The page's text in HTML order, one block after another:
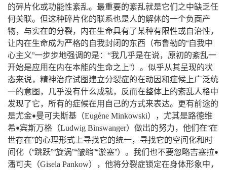
的碎片化或功能性紊乱。 最重要的紊乱就是它们之中缺乏任
何关联。 但这种碎片化的联系也是人的解体的一个负面产
物， 与实在的分裂， 内在生命具有了某种有限性或自治性，
让内在生命成为严格的自我封闭的东西（布鲁勒的“自我中
心主义”一步步地强调的是 ： “我几乎是在说，
原初的紊乱一
开始是应用在内在本能的生命之上”） 。 似乎从其呈现的状
态来说， 精神治疗试图建立分裂症的在动因和症候上广泛统
一的意图 ， 几乎没有什么成就，
反而在整体上的紊乱人格中
发现了它， 所有的症候在用自己的方式来表达。
更有前途的
是尤金•曼可夫斯基（Eugène Minkowski） ， 尤其是路德维
希•宾斯万格（Ludwig Binswanger）做出的努力， 他们在“在
世存在”的心理形式上寻找它的统一，
寻找它的空间化和时
间化（“跳跃”“旋涡”“皱缩”“淤塞”） 。 我们也不要忽略吉塞拉•
潘可夫（Gisela Pankow） ， 他将分裂症锁定在身体形象中，